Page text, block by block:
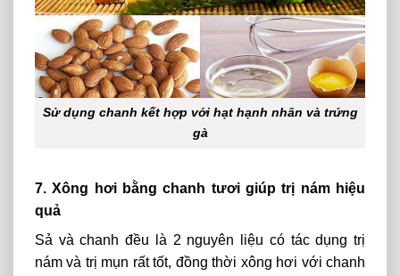
Sử dụng chanh kết hợp với hạt hạnh nhân và trứng
gà
7. Xông hơi bằng chanh tươi giúp trị nám hiệu
quả
Sả và chanh đều là 2 nguyên liệu có tác dụng trị
námvà trị mụn rất tốt, đồng thời xông hơi với chanh